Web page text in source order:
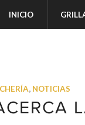
INICIO
, NOTICIAS